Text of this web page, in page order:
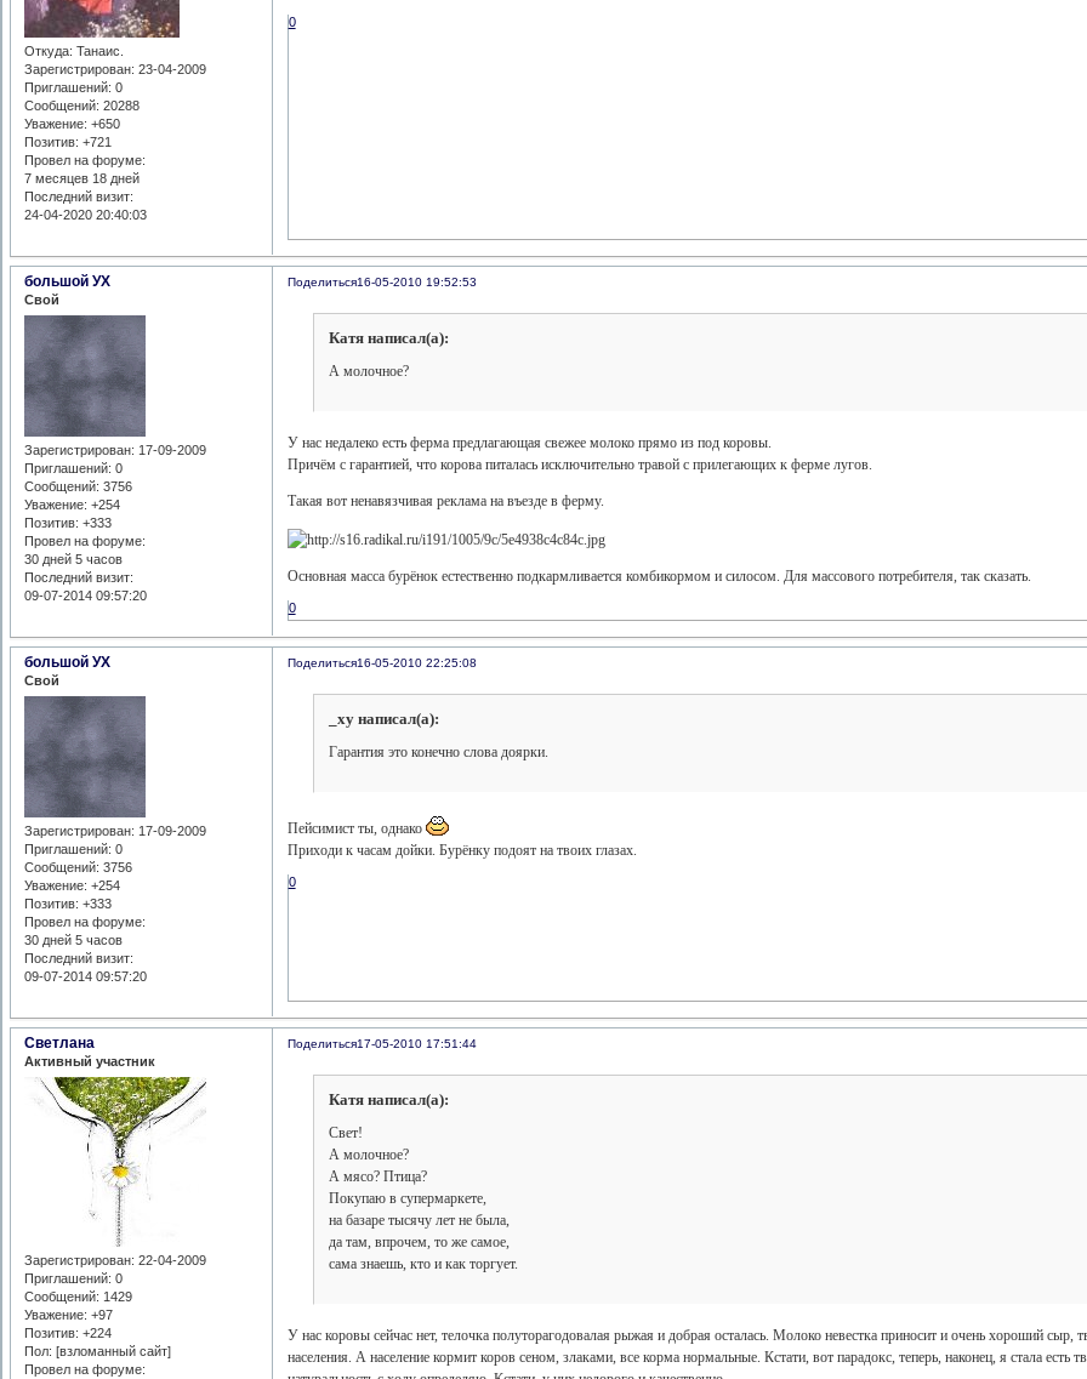
Откуда: Танаис.
Зарегистрирован: 23-04-2009
Приглашений: 0
Сообщений: 20288
Уважение: +650
Позитив: +721
Провел на форуме:
7 месяцев 18 дней
Последний визит:
24-04-2020 20:40:03
0
Поделиться16-05-2010 19:52:53
большой УХ
Свой
Зарегистрирован: 17-09-2009
Приглашений: 0
Сообщений: 3756
Уважение: +254
Позитив: +333
Провел на форуме:
30 дней 5 часов
Последний визит:
09-07-2014 09:57:20
Катя написал(а):
А молочное?
У нас недалеко есть ферма предлагающая свежее молоко прямо из под коровы.
Причём с гарантией, что корова питалась исключительно травой с прилегающих к ферме лугов.
Такая вот ненавязчивая реклама на въезде в ферму.
Основная масса бурёнок естественно подкармливается комбикормом и силосом. Для массового потребителя, так сказать.
0
Поделиться16-05-2010 22:25:08
большой УХ
Свой
Зарегистрирован: 17-09-2009
Приглашений: 0
Сообщений: 3756
Уважение: +254
Позитив: +333
Провел на форуме:
30 дней 5 часов
Последний визит:
09-07-2014 09:57:20
_xy написал(а):
Гарантия это конечно слова доярки.
Пейсимист ты, однако
Приходи к часам дойки. Бурёнку подоят на твоих глазах.
0
Поделиться17-05-2010 17:51:44
Светлана
Активный участник
Зарегистрирован: 22-04-2009
Приглашений: 0
Сообщений: 1429
Уважение: +97
Позитив: +224
Пол: [взломанный сайт]
Провел на форуме:
Катя написал(а):
Свет!
А молочное?
А мясо? Птица?
Покупаю в супермаркете,
на базаре тысячу лет не была,
да там, впрочем, то же самое,
сама знаешь, кто и как торгует.
У нас коровы сейчас нет, телочка полуторагодовалая рыжая и добрая осталась. Молоко невестка приносит и очень хороший
населения. А население кормит коров сеном, злаками, все корма нормальные. Кстати, вот парадокс, теперь, наконец, я стала